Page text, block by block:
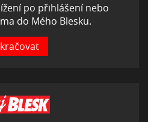
po přihlášení nebo
do Mého Blesku.